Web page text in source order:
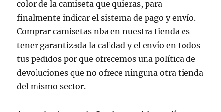
color de la camiseta que quieras, para
finalmente indicar el sistema de pago y envío.
Comprar camisetas nba en nuestra tienda es
tener garantizada la calidad y el envío en todos
tus pedidos por que ofrecemos una política de
devoluciones que no ofrece ninguna otra tienda
del mismo sector.